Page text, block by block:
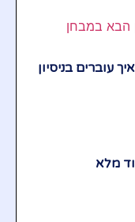
עוברים בניסיון
מלא